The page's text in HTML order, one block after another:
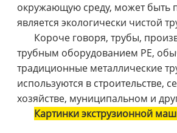
окружающую среду, может быть
является экологически чистой
Короче говоря, трубы,
трубным оборудованием PE,
традиционные металлические
используются в строительстве,
хозяйстве, муниципальном и
Картинки экструзионной